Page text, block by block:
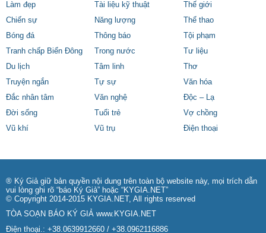
Làm đẹp
Tài liệu kỹ thuật
Thế giới
Chiến sự
Năng lượng
Thể thao
Bóng đá
Thông báo
Tội phạm
Tranh chấp Biển Đông
Trong nước
Tư liệu
Du lịch
Tâm linh
Thơ
Truyện ngắn
Tự sự
Văn hóa
Đắc nhân tâm
Văn nghệ
Độc – Lạ
Đời sống
Tuổi trẻ
Vợ chồng
Vũ khí
Vũ trụ Điện thoại
® Ký Giả giữ bản quyền nội dung trên toàn bộ website này, mọi trích dẫn
vui lòng ghi rõ “báo Ký Giả” hoặc “KYGIA.NET”
© Copyright 2014-2015 KYGIA.NET, All rights reserved
TÒA SOẠN BÁO KÝ GIẢ www.KYGIA.NET
Điện thoại.: +38.0639912660 / +38.0962116886